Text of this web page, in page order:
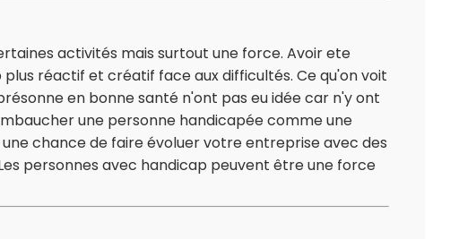
activités mais surtout une force. Avoir ete
réactif et créatif face aux difficultés. Ce qu'on voit
en bonne santé n'ont pas eu idée car n'y ont
une personne handicapée comme une
chance de faire évoluer votre entreprise avec des
personnes avec handicap peuvent être une force